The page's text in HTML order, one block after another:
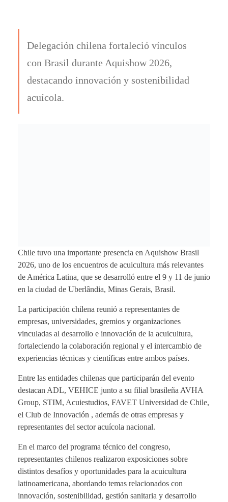
Delegación chilena fortaleció vínculos
con Brasil durante Aquishow 2026,
destacando innovación y sostenibilidad
acuícola.
Chile tuvo una importante presencia en Aquishow Brasil
2026, uno de los encuentros de acuicultura más relevantes
de América Latina, que se desarrolló entre el 9 y 11 de junio
en la ciudad de Uberlândia, Minas Gerais, Brasil.
La participación chilena reunió a representantes de
empresas, universidades, gremios y organizaciones
vinculadas al desarrollo e innovación de la acuicultura,
fortaleciendo la colaboración regional y el intercambio de
experiencias técnicas y científicas entre ambos países.
Entre las entidades chilenas que participarán del evento
destacan ADL, VEHICE junto a su filial brasileña AVHA
Group, STIM, Acuiestudios, FAVET Universidad de Chile,
el Club de Innovación , además de otras empresas y
representantes del sector acuícola nacional.
En el marco del programa técnico del congreso,
representantes chilenos realizaron exposiciones sobre
distintos desafíos y oportunidades para la acuicultura
latinoamericana, abordando temas relacionados con
innovación, sostenibilidad, gestión sanitaria y desarrollo